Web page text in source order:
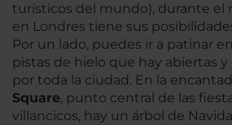
turísticos del mundo), durante el
en Londres tiene sus
Por un lado, puedes ir a patinar
pistas de hielo que hay abiertas
por toda la ciudad. En la
Square, punto central de las
villancicos, hay un árbol de